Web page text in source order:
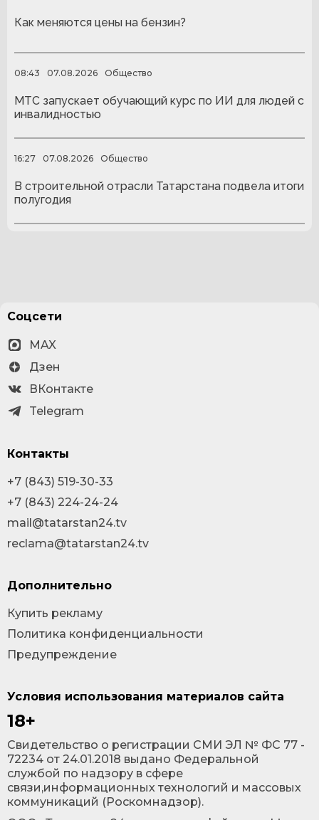
Как меняются цены на бензин?
08:43 07.08.2026 Общество
МТС запускает обучающий курс по ИИ для людей с
инвалидностью
16:27 07.08.2026 Общество
В строительной отрасли Татарстана подвела итоги
полугодия
Условия использования материалов сайта
18+
Cвидетельство о регистрации СМИ ЭЛ № ФС 77 -
72234 от 24.01.2018 выдано Федеральной
службой по надзору в сфере
связи,информационных технологий и массовых
коммуникаций (Роскомнадзор).
Соцсети
MAX
Дзен
ВКонтакте
Telegram
Контакты
+7 (843) 519-30-33
+7 (843) 224-24-24
mail@tatarstan24.tv
reclama@tatarstan24.tv
Дополнительно
Купить рекламу
Политика конфиденциальности
Предупреждение